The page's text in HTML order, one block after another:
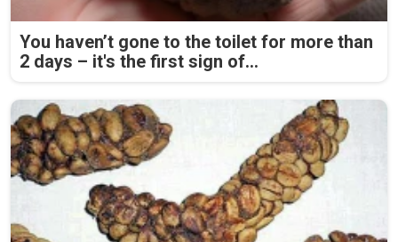
You haven’t gone to the toilet for more than
2 days – it's the first sign of...